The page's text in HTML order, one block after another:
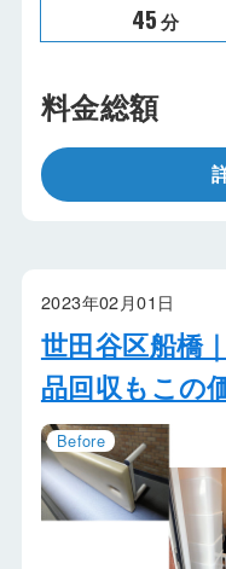
45 分
料金総額
2023年02月01日
世田谷区船橋
品回収もこの